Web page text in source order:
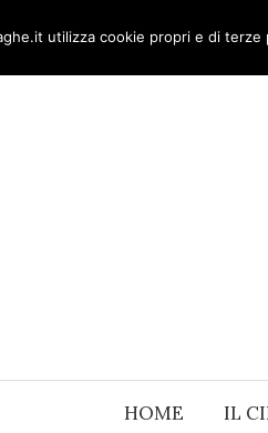
HOME IL
utilizza cookie propri e di